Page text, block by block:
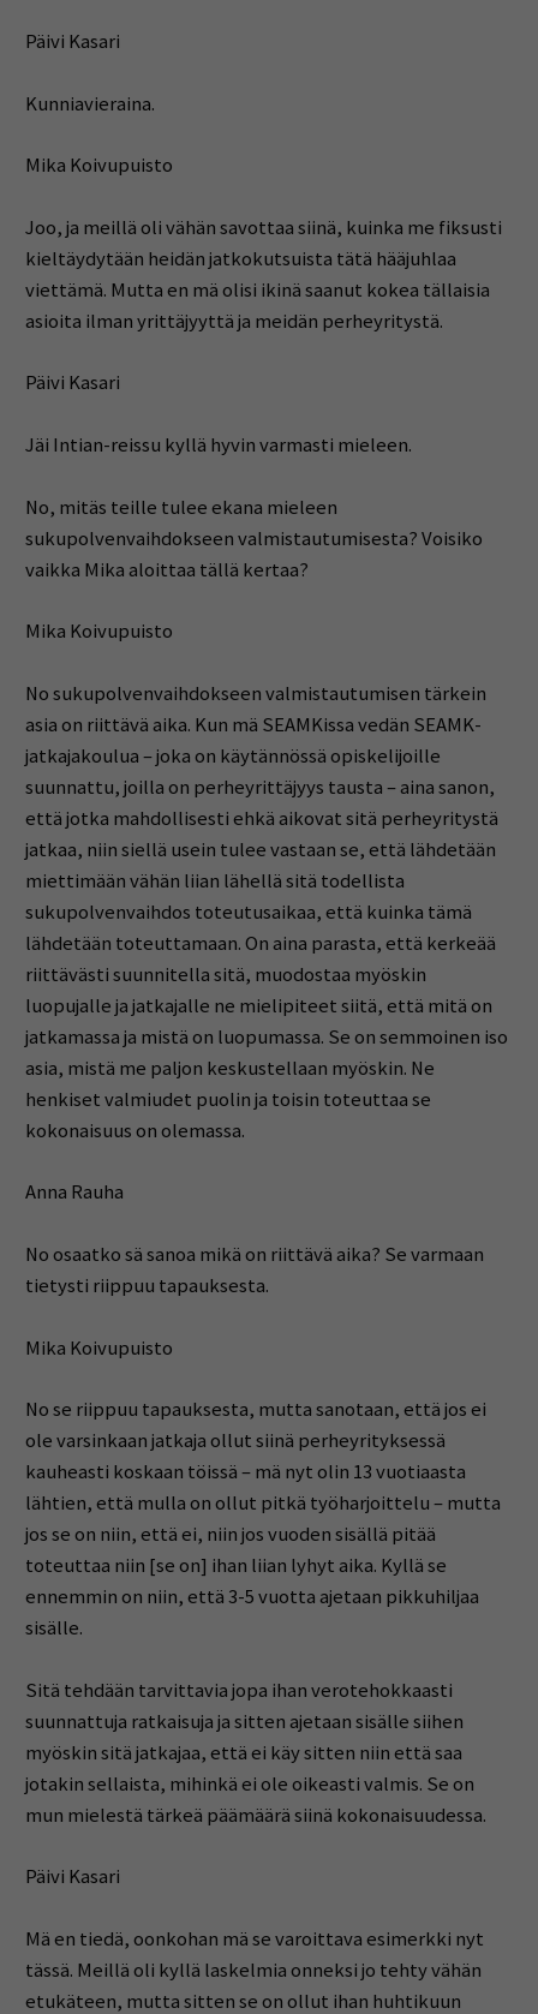
Päivi Kasari
Kunniavieraina.
Mika Koivupuisto
Joo, ja meillä oli vähän savottaa siinä, kuinka me fiksusti
kieltäydytään heidän jatkokutsuista tätä hääjuhlaa
viettämä. Mutta en mä olisi ikinä saanut kokea tällaisia
asioita ilman yrittäjyyttä ja meidän perheyritystä.
Päivi Kasari
Jäi Intian-reissu kyllä hyvin varmasti mieleen.
No, mitäs teille tulee ekana mieleen
sukupolvenvaihdokseen valmistautumisesta? Voisiko
vaikka Mika aloittaa tällä kertaa?
Mika Koivupuisto
No sukupolvenvaihdokseen valmistautumisen tärkein
asia on riittävä aika. Kun mä SEAMKissa vedän SEAMK-
jatkajakoulua – joka on käytännössä opiskelijoille
suunnattu, joilla on perheyrittäjyys tausta – aina sanon,
että jotka mahdollisesti ehkä aikovat sitä perheyritystä
jatkaa, niin siellä usein tulee vastaan se, että lähdetään
miettimään vähän liian lähellä sitä todellista
sukupolvenvaihdos toteutusaikaa, että kuinka tämä
lähdetään toteuttamaan. On aina parasta, että kerkeää
riittävästi suunnitella sitä, muodostaa myöskin
luopujalle ja jatkajalle ne mielipiteet siitä, että mitä on
jatkamassa ja mistä on luopumassa. Se on semmoinen iso
asia, mistä me paljon keskustellaan myöskin. Ne
henkiset valmiudet puolin ja toisin toteuttaa se
kokonaisuus on olemassa.
Anna Rauha
No osaatko sä sanoa mikä on riittävä aika? Se varmaan
tietysti riippuu tapauksesta.
Mika Koivupuisto
No se riippuu tapauksesta, mutta sanotaan, että jos ei
ole varsinkaan jatkaja ollut siinä perheyrityksessä
kauheasti koskaan töissä – mä nyt olin 13 vuotiaasta
lähtien, että mulla on ollut pitkä työharjoittelu – mutta
jos se on niin, että ei, niin jos vuoden sisällä pitää
toteuttaa niin [se on] ihan liian lyhyt aika. Kyllä se
ennemmin on niin, että 3-5 vuotta ajetaan pikkuhiljaa
sisälle.
Sitä tehdään tarvittavia jopa ihan verotehokkaasti
suunnattuja ratkaisuja ja sitten ajetaan sisälle siihen
myöskin sitä jatkajaa, että ei käy sitten niin että saa
jotakin sellaista, mihinkä ei ole oikeasti valmis. Se on
mun mielestä tärkeä päämäärä siinä kokonaisuudessa.
Päivi Kasari
Mä en tiedä, oonkohan mä se varoittava esimerkki nyt
tässä. Meillä oli kyllä laskelmia onneksi jo tehty vähän
etukäteen, mutta sitten se on ollut ihan huhtikuun